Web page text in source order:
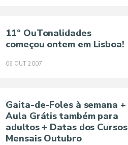
11º OuTonalidades
começou ontem em Lisboa!
06 OUT 2007
Gaita-de-Foles à semana +
Aula Grátis também para
adultos + Datas dos Cursos
Mensais Outubro